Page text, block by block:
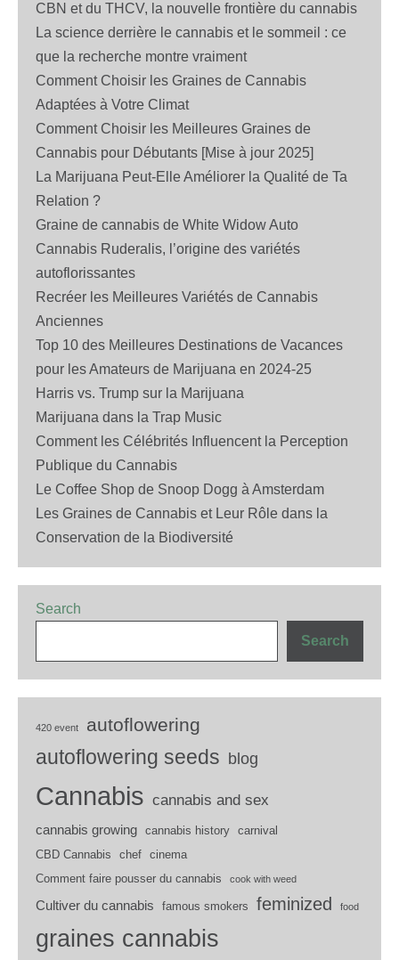
CBN et du THCV, la nouvelle frontière du cannabis
La science derrière le cannabis et le sommeil : ce
que la recherche montre vraiment
Comment Choisir les Graines de Cannabis
Adaptées à Votre Climat
Comment Choisir les Meilleures Graines de
Cannabis pour Débutants [Mise à jour 2025]
La Marijuana Peut-Elle Améliorer la Qualité de Ta
Relation ?
Graine de cannabis de White Widow Auto
Cannabis Ruderalis, l’origine des variétés
autoflorissantes
Recréer les Meilleures Variétés de Cannabis
Anciennes
Top 10 des Meilleures Destinations de Vacances
pour les Amateurs de Marijuana en 2024-25
Harris vs. Trump sur la Marijuana
Marijuana dans la Trap Music
Comment les Célébrités Influencent la Perception
Publique du Cannabis
Le Coffee Shop de Snoop Dogg à Amsterdam
Les Graines de Cannabis et Leur Rôle dans la
Conservation de la Biodiversité
Search
Search
420 event autoflowering
autoflowering seeds blog
Cannabis cannabis and sex
cannabis growing cannabis history carnival
CBD Cannabis
chef cinema
Comment faire pousser du cannabis
cook with weed
Cultiver du cannabis famous smokers feminized food
graines cannabis